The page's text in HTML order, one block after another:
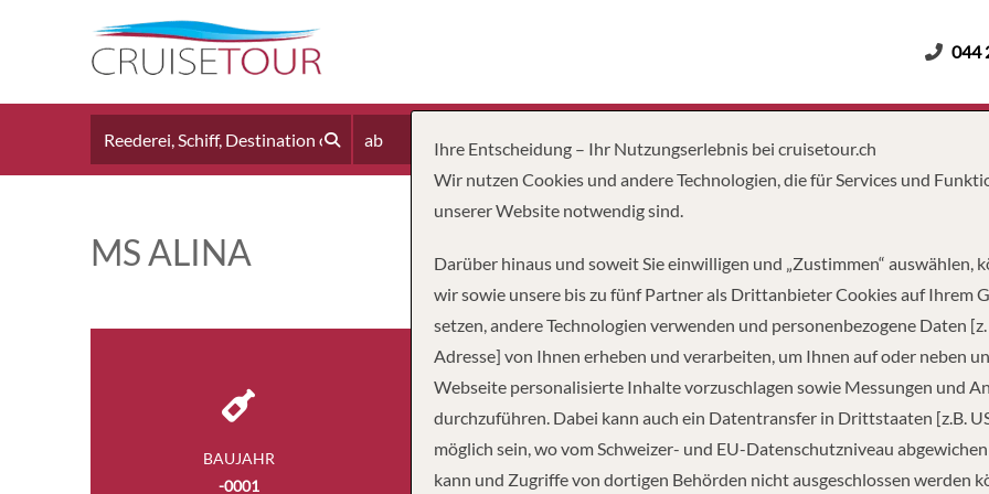
044
ab Erwachsene Kinder
MS ALINA
BAUJAHR
-0001
BESATZUNG
42
LÄNGE
442 FUSS
Ihre Entscheidung – Ihr Nutzungserlebnis bei cruisetour.ch
Wir nutzen Cookies und andere Technologien, die für Services und
unserer Website notwendig sind.
Darüber hinaus und soweit Sie einwilligen und „Zustimmen“ auswählen,
wir sowie unsere bis zu fünf Partner als Drittanbieter Cookies auf Ihrem
setzen, andere Technologien verwenden und personenbezogene Daten [z.
Adresse] von Ihnen erheben und verarbeiten, um Ihnen auf oder neben
Webseite personalisierte Inhalte vorzuschlagen sowie Messungen und
durchzuführen. Dabei kann auch ein Datentransfer in Drittstaaten [z.B.
möglich sein, wo vom Schweizer- und EU-Datenschutzniveau
kann und Zugriffe von dortigen Behörden nicht ausgeschlossen werden